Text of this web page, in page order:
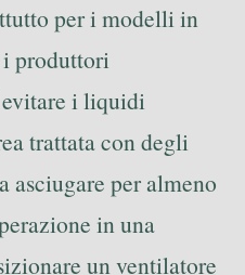
per i modelli in
produttori
i liquidi
trattata con degli
asciugare per almeno
in una
un ventilatore